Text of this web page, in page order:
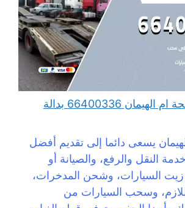
ونش كرين سطحة ام الهيمان 66400336 بدالة
يسعى دائما إلى تقديم أفضل
النقل والرفع، والصيانة أو
زيت السيارات، وشحن المدخرات،
وسحب السيارات من